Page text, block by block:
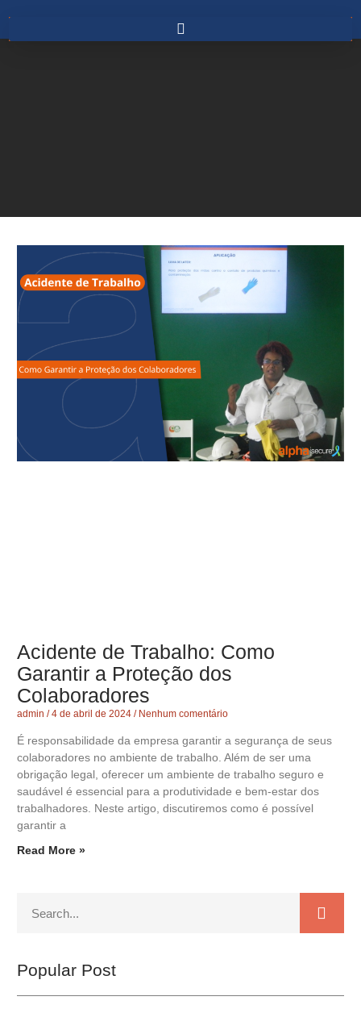
Acidente de Trabalho: Como
Garantir a Proteção dos
Colaboradores
admin 4 de abril de 2024 Nenhum comentário
É responsabilidade da empresa garantir a segurança de seus
colaboradores no ambiente de trabalho. Além de ser uma
obrigação legal, oferecer um ambiente de trabalho seguro e
saudável é essencial para a produtividade e bem-estar dos
trabalhadores. Neste artigo, discutiremos como é possível
garantir a
Read More »
Popular Post